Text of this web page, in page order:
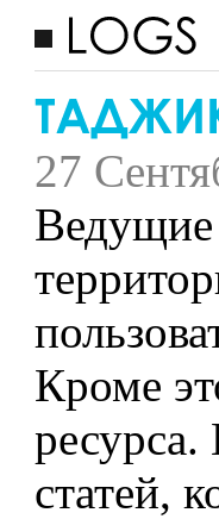
27
Ведущие
Кроме
статей,